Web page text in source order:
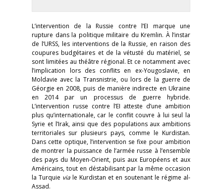
L’intervention de la Russie contre l’EI marque une
rupture dans la politique militaire du Kremlin. À l’instar
de l’URSS, les interventions de la Russie, en raison des
coupures budgétaires et de la vétusté du matériel, se
sont limitées au théâtre régional. Et ce notamment avec
l’implication lors des conflits en ex-Yougoslavie, en
Moldavie avec la Transnistrie, ou lors de la guerre de
Géorgie en 2008, puis de manière indirecte en Ukraine
en 2014 par un processus de guerre hybride.
L’intervention russe contre l’EI atteste d’une ambition
plus qu’internationale, car le conflit couvre à lui seul la
Syrie et l’Irak, ainsi que des populations aux ambitions
territoriales sur plusieurs pays, comme le Kurdistan.
Dans cette optique, l’intervention se fixe pour ambition
de montrer la puissance de l’armée russe à l’ensemble
des pays du Moyen-Orient, puis aux Européens et aux
Américains, tout en déstabilisant par la même occasion
la Turquie via le Kurdistan et en soutenant le régime al-
Assad.